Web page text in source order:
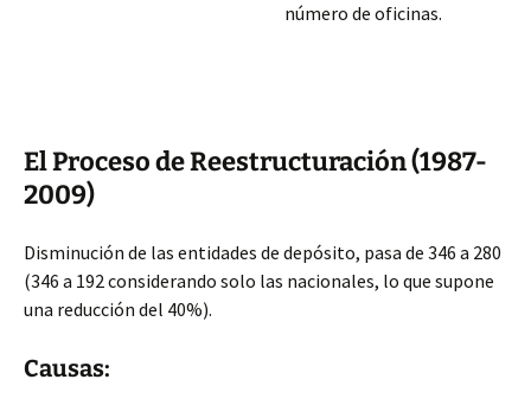
número de oficinas.
El Proceso de Reestructuración (1987-
2009)
Disminución de las entidades de depósito, pasa de 346 a 280
(346 a 192 considerando solo las nacionales, lo que supone
una reducción del 40%).
Causas: